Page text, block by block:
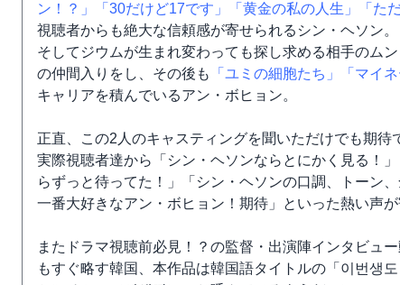
ン！？」
「30だけど17です」 「黄金の私の人生」 「た
視聴者からも絶大な信頼感が寄せられるシン・ヘソン。
そしてジウムが生まれ変わっても探し求める相手のムン
の仲間入りをし、その後も
「ユミの細胞たち」 「マイ
キャリアを積んでいるアン・ボヒョン。
正直、この2人のキャスティングを聞いただけでも期
実際視聴者達から「シン・ヘソンならとにかく見る！
らずっと待ってた！」「シン・ヘソンの口調、トーン
一番大好きなアン・ボヒョン！期待」といった熱い声が
またドラマ視聴前必見！？の監督・出演陣インタビュ
もすぐ略す韓国、本作品は韓国語タイトルの「이번생